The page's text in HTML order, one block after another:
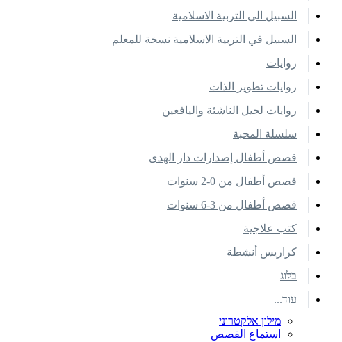
السبيل الى التربية الاسلامية
السبيل في التربية الاسلامية نسخة للمعلم
روايات
روايات تطوير الذات
روايات لجيل الناشئة واليافعين
سلسلة المحبة
قصص أطفال إصدارات دار الهدى
قصص أطفال من 0-2 سنوات
قصص أطفال من 3-6 سنوات
كتب علاجية
كراريس أنشطة
בלוג
עוד...
מילון אלקטרוני
استماع القصص